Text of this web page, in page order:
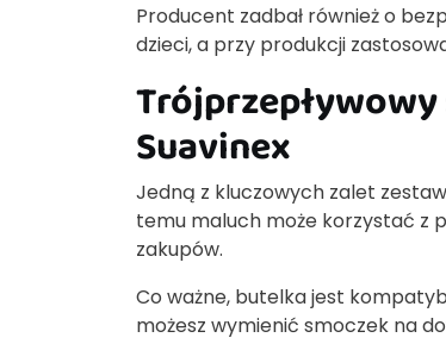
Producent zadbał również o
dzieci, a przy produkcji
Suavinex
Jedną z kluczowych zalet
temu maluch może korzystać z
zakupów.
Co ważne, butelka jest
możesz wymienić smoczek na